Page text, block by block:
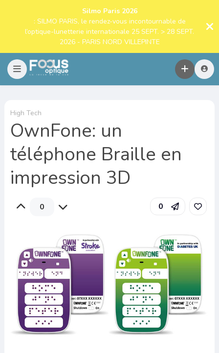
Silmo Paris 2026
: SILMO PARIS, le rendez-vous incontournable de
l’optique-lunetterie internationale 25 SEPT. > 28 SEPT.
2026 - PARIS NORD VILLEPINTE
High Tech
OwnFone: un
téléphone Braille en
impression 3D
0 0